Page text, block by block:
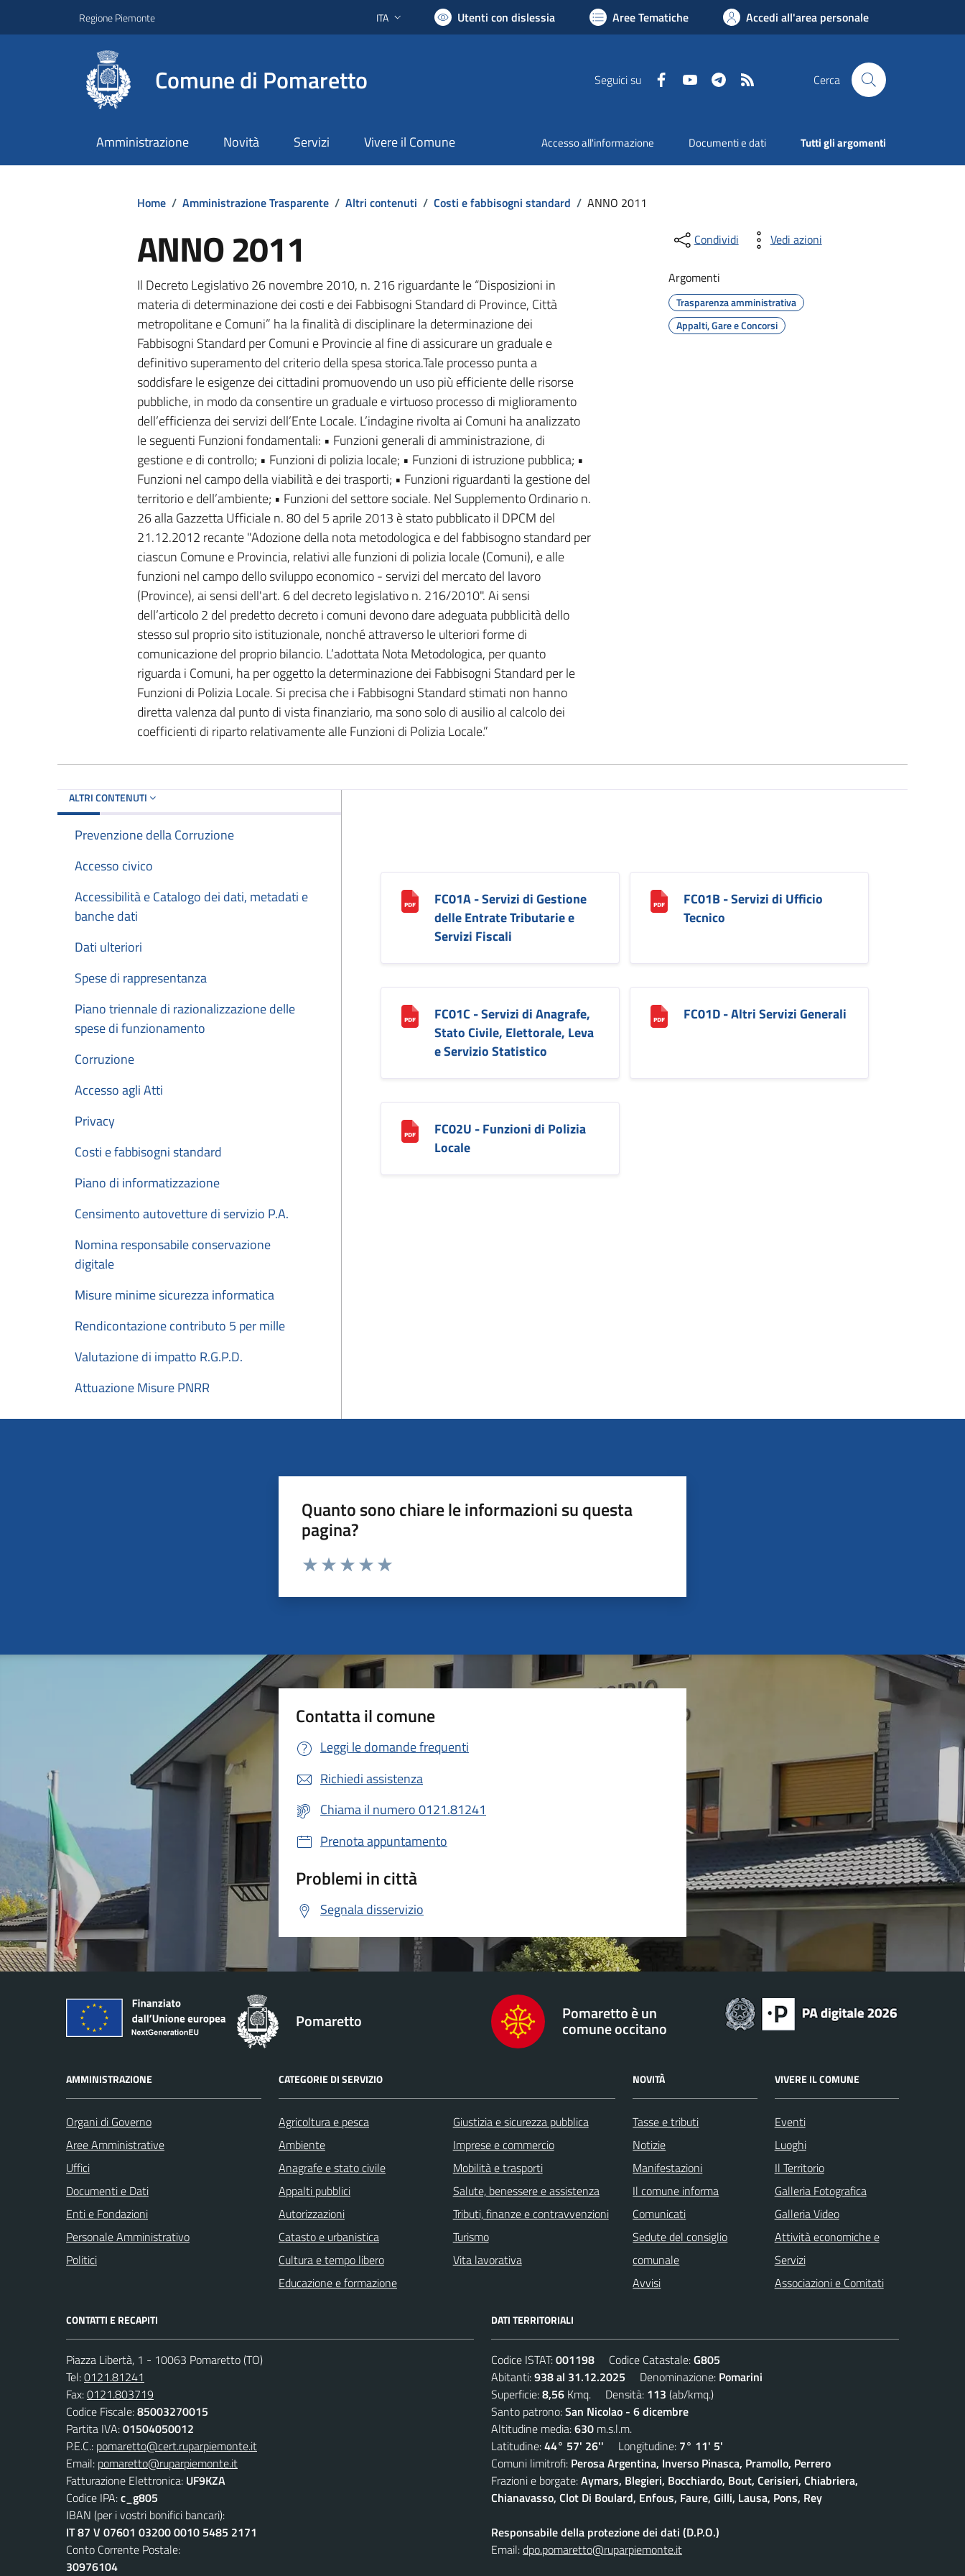
Regione Piemonte Lingua attiva:
ITA Utenti con dislessia Aree Tematiche Accedi all'area personale
Comune di Pomaretto Seguici su FacebookYouTube Telegram Cerca
Amministrazione Novità Servizi Vivere il Comune Accesso all'informazione Documenti e dati Tutti gli argomenti
Home / Amministrazione Trasparente / Altri contenuti / Costi e fabbisogni standard / ANNO 2011
ANNO 2011
Il Decreto Legislativo 26 novembre 2010, n. 216 riguardante le “Disposizioni in
materia di determinazione dei costi e dei Fabbisogni Standard di Province, Città
metropolitane e Comuni” ha la finalità di disciplinare la determinazione dei
Fabbisogni Standard per Comuni e Provincie al fine di assicurare un graduale e
definitivo superamento del criterio della spesa storica.Tale processo punta a
soddisfare le esigenze dei cittadini promuovendo un uso più efficiente delle risorse
pubbliche, in modo da consentire un graduale e virtuoso processo di miglioramento
dell’efficienza dei servizi dell’Ente Locale. L’indagine rivolta ai Comuni ha analizzato
le seguenti Funzioni fondamentali: • Funzioni generali di amministrazione, di
gestione e di controllo; • Funzioni di polizia locale; • Funzioni di istruzione pubblica; •
Funzioni nel campo della viabilità e dei trasporti; • Funzioni riguardanti la gestione del
territorio e dell’ambiente; • Funzioni del settore sociale. Nel Supplemento Ordinario n.
26 alla Gazzetta Ufficiale n. 80 del 5 aprile 2013 è stato pubblicato il DPCM del
21.12.2012 recante "Adozione della nota metodologica e del fabbisogno standard per
ciascun Comune e Provincia, relativi alle funzioni di polizia locale (Comuni), e alle
funzioni nel campo dello sviluppo economico - servizi del mercato del lavoro
(Province), ai sensi dell'art. 6 del decreto legislativo n. 216/2010". Ai sensi
dell’articolo 2 del predetto decreto i comuni devono dare adeguata pubblicità dello
stesso sul proprio sito istituzionale, nonché attraverso le ulteriori forme di
comunicazione del proprio bilancio. L’adottata Nota Metodologica, per quanto
riguarda i Comuni, ha per oggetto la determinazione dei Fabbisogni Standard per le
Funzioni di Polizia Locale. Si precisa che i Fabbisogni Standard stimati non hanno
diretta valenza dal punto di vista finanziario, ma sono solo di ausilio al calcolo dei
coefficienti di riparto relativamente alle Funzioni di Polizia Locale.”
Condividi Vedi azioni
Argomenti
Trasparenza amministrativa
Appalti, Gare e Concorsi
ALTRI CONTENUTI
Prevenzione della Corruzione
Accesso civico
Accessibilità e Catalogo dei dati, metadati e
banche dati
Dati ulteriori
Spese di rappresentanza
Piano triennale di razionalizzazione delle
spese di funzionamento
Corruzione
Accesso agli Atti
Privacy
Costi e fabbisogni standard
Piano di informatizzazione
Censimento autovetture di servizio P.A.
Nomina responsabile conservazione
digitale
Misure minime sicurezza informatica
Rendicontazione contributo 5 per mille
Valutazione di impatto R.G.P.D.
Attuazione Misure PNRR
FC01A - Servizi di Gestione
delle Entrate Tributarie e
Servizi Fiscali
FC01B - Servizi di Ufficio
Tecnico
FC01C - Servizi di Anagrafe,
Stato Civile, Elettorale, Leva
e Servizio Statistico
FC01D - Altri Servizi Generali
FC02U - Funzioni di Polizia
Locale
Quanto sono chiare le informazioni su questa
pagina?
Valuta da 1 a 5 stelle la pagina
Contatta il comune
Leggi le domande frequenti
Richiedi assistenza
Chiama il numero 0121.81241
Prenota appuntamento
Problemi in città
Segnala disservizio
Pomaretto Pomaretto è un
comune occitano
AMMINISTRAZIONE
Organi di Governo
Aree Amministrative
Uffici
Documenti e Dati
Enti e Fondazioni
Personale Amministrativo
Politici
CATEGORIE DI SERVIZIO
Agricoltura e pesca
Ambiente
Anagrafe e stato civile
Appalti pubblici
Autorizzazioni
Catasto e urbanistica
Cultura e tempo libero
Educazione e formazione
Giustizia e sicurezza pubblica
Imprese e commercio
Mobilità e trasporti
Salute, benessere e assistenza
Tributi, finanze e contravvenzioni
Turismo
Vita lavorativa
NOVITÀ
Tasse e tributi
Notizie
Manifestazioni
Il comune informa
Comunicati
Sedute del consiglio
comunale
Avvisi
VIVERE IL COMUNE
Eventi
Luoghi
Il Territorio
Galleria Fotografica
Galleria Video
Attività economiche e
Servizi
Associazioni e Comitati
CONTATTI E RECAPITI
Piazza Libertà, 1 - 10063 Pomaretto (TO)
Tel:0121.81241
Fax:0121.803719
Codice Fiscale:85003270015
Partita IVA:01504050012
P.E.C.: pomaretto@cert.ruparpiemonte.it
Email: pomaretto@ruparpiemonte.it
Fatturazione Elettronica: UF9KZA
Codice IPA:c_g805
IBAN (per i vostri bonifici bancari):
IT 87 V 07601 03200 0010 5485 2171
Conto Corrente Postale:
30976104
DATI TERRITORIALI
Codice ISTAT:001198 Codice Catastale:G805
Abitanti:938 al 31.12.2025 Denominazione: Pomarini
Superficie:8,56 Kmq. Densità: 113 (ab/kmq.)
Santo patrono:San Nicolao - 6 dicembre
Altitudine media:630 m.s.l.m.
Latitudine:44° 57' 26'' Longitudine: 7° 11' 5'
Comuni limitrofi: Perosa Argentina, Inverso Pinasca, Pramollo, Perrero
Frazioni e borgate:Aymars, Blegieri, Bocchiardo, Bout, Cerisieri, Chiabriera,
Chianavasso, Clot Di Boulard, Enfous, Faure, Gilli, Lausa, Pons, Rey
Responsabile della protezione dei dati (D.P.O.)
Email:dpo.pomaretto@ruparpiemonte.it